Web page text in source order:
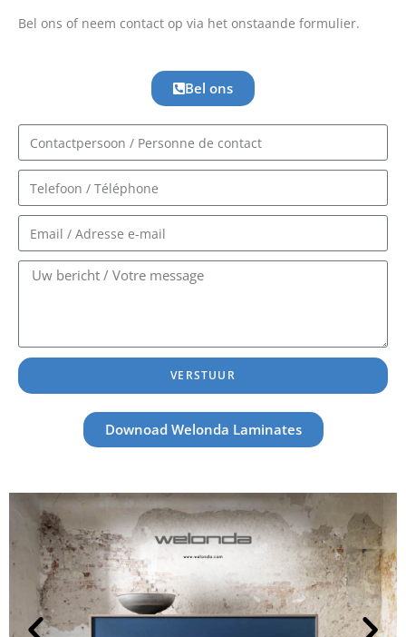
Bel ons of neem contact op via het onstaande formulier.
Bel ons
VERSTUUR
Downoad Welonda Laminates